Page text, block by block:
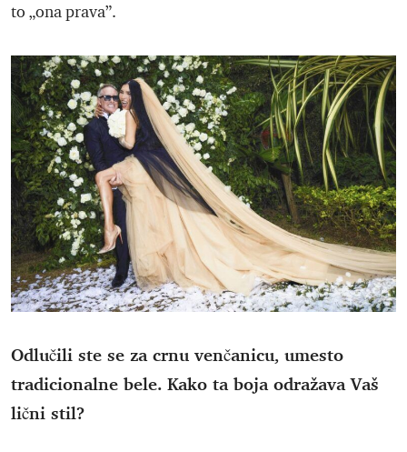
to „ona prava”.
Odlučili ste se za crnu venčanicu, umesto
tradicionalne bele. Kako ta boja odražava Vaš
lični stil?